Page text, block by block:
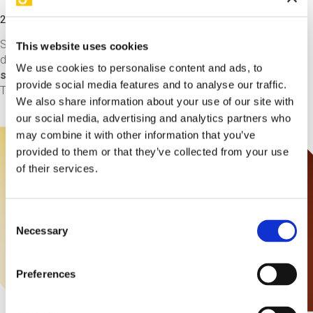
This website uses cookies
We use cookies to personalise content and ads, to
provide social media features and to analyse our traffic.
We also share information about your use of our site with
our social media, advertising and analytics partners who
may combine it with other information that you’ve
provided to them or that they’ve collected from your use
of their services.
Selection
Necessary
Preferences
29 May 2025 / 18:30 - 22:00
STEP presenta una serata speciale dedicata a "Io, Robot",
diretto da Alex Proyas.
seguirà una conversazionemoderata da Massimo
Temporelli con la partecipazione di ospiti d'eccezione.